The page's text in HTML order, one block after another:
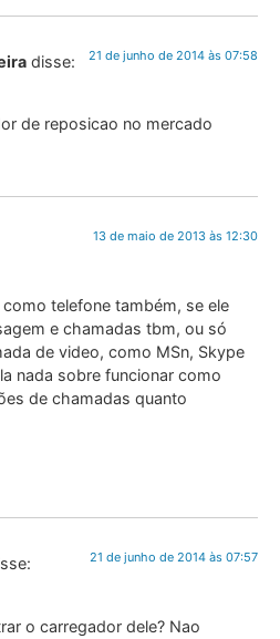
disse: 21 de junho de 2014 às 07:58
de reposicao no mercado
13 de maio de 2013 às 12:30
telefone também, se ele
e chamadas tbm, ou só
de video, como MSn, Skype
nada sobre funcionar como
de chamadas quanto
21 de junho de 2014 às 07:57
o carregador dele? Nao